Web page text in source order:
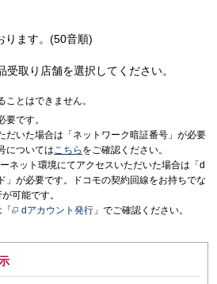
ります。(50音順)
取り店舗を選択してください。
とはできません。
です。
だいた場合は「ネットワーク暗証番号」が必要
についてはこちら をご確認ください。
ネット環境にてアクセスいただいた場合は「d
」が必要です。ドコモの契約回線をお持ちでな
可能です。
dアカウント発行 」でご確認ください。